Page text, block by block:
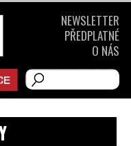
NEWSLETTER
PŘEDPLATNÉ
O NÁS